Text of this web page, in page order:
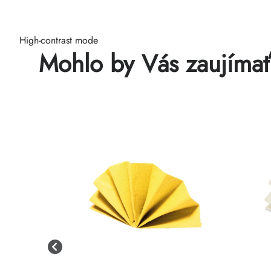
High-contrast mode
Mohlo by Vás zaujímať